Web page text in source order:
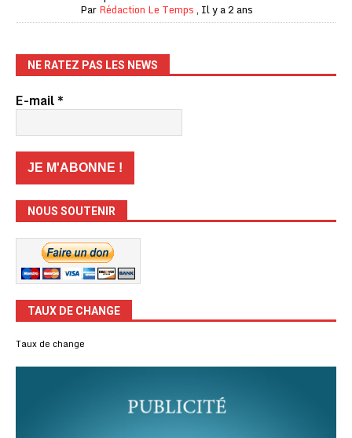
ParRédaction Le Temps, Il y a 2 ans
NE RATEZ PAS LES NEWS
E-mail*
NOUS SOUTENIR
TAUX DE CHANGE
Taux de change